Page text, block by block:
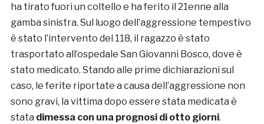
ha tirato fuori un coltello e ha ferito il 21enne alla
gamba sinistra. Sul luogo dell’aggressione tempestivo
è stato l’intervento del 118, il ragazzo è stato
trasportato all’ospedale San Giovanni Bosco, dove è
stato medicato. Stando alle prime dichiarazioni sul
caso, le ferite riportate a causa dell’aggressione non
sono gravi, la vittima dopo essere stata medicata è
stata dimessa con una prognosi di otto giorni.